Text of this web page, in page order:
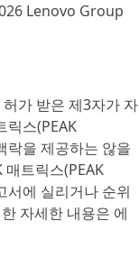
Lenovo Group
가 받은 제3자가 자
릭스(PEAK
을 제공하는 않을
트릭스(PEAK
에 실리거나 순위
자세한 내용은 에